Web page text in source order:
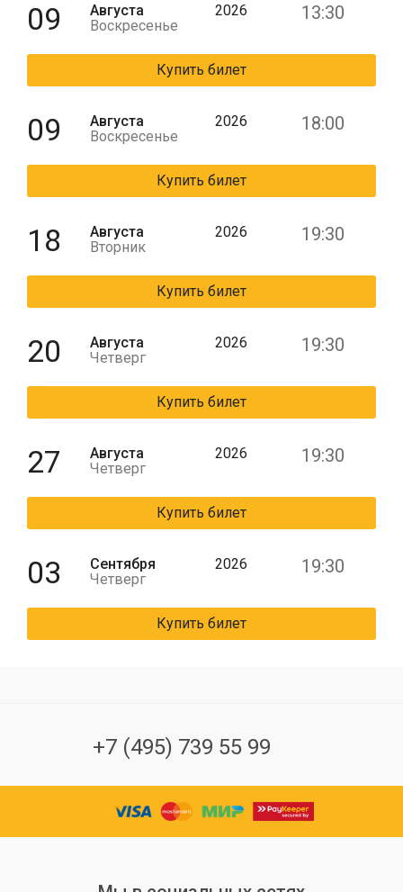
09
Августа
Воскресенье
2026 13:30
Купить билет
09
Августа
Воскресенье
2026 18:00
Купить билет
18
Августа
Вторник
2026 19:30
Купить билет
20
Августа
Четверг
2026 19:30
Купить билет
27
Августа
Четверг
2026 19:30
Купить билет
03
Сентября
Четверг
2026 19:30
Купить билет
+7 (495) 739 55 99